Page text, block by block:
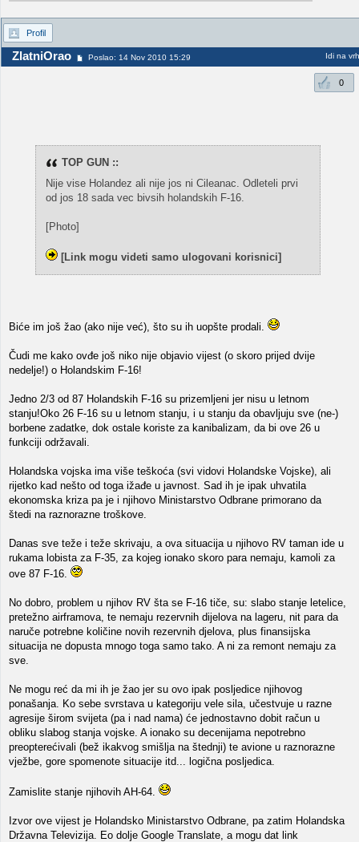
Profil
ZlatniOrao Poslao: 14 Nov 2010 15:29 Idi na vrh
0
TOP GUN ::
Nije vise Holandez ali nije jos ni Cileanac. Odleteli prvi
od jos 18 sada vec bivsih holandskih F-16.
[Photo]
[Link mogu videti samo ulogovani korisnici]
Biće im još žao (ako nije već), što su ih uopšte prodali.
Čudi me kako ovđe još niko nije objavio vijest (o skoro prijed dvije
nedelje!) o Holandskim F-16!
Jedno 2/3 od 87 Holandskih F-16 su prizemljeni jer nisu u letnom
stanju!Oko 26 F-16 su u letnom stanju, i u stanju da obavljuju sve (ne-)
borbene zadatke, dok ostale koriste za kanibalizam, da bi ove 26 u
funkciji održavali.
Holandska vojska ima više teškoća (svi vidovi Holandske Vojske), ali
rijetko kad nešto od toga ižađe u javnost. Sad ih je ipak uhvatila
ekonomska kriza pa je i njihovo Ministarstvo Odbrane primorano da
štedi na raznorazne troškove.
Danas sve teže i teže skrivaju, a ova situacija u njihovo RV taman ide u
rukama lobista za F-35, za kojeg ionako skoro para nemaju, kamoli za
ove 87 F-16.
No dobro, problem u njihov RV šta se F-16 tiče, su: slabo stanje letelice,
pretežno airframova, te nemaju rezervnih dijelova na lageru, nit para da
naruče potrebne količine novih rezervnih djelova, plus finansijska
situacija ne dopusta mnogo toga samo tako. A ni za remont nemaju za
sve.
Ne mogu reć da mi ih je žao jer su ovo ipak posljedice njihovog
ponašanja. Ko sebe svrstava u kategoriju vele sila, učestvuje u razne
agresije širom svijeta (pa i nad nama) će jednostavno dobit račun u
obliku slabog stanja vojske. A ionako su decenijama nepotrebno
preopterećivali (bež ikakvog smišlja na štednji) te avione u raznorazne
vježbe, gore spomenote situacije itd... logična posljedica.
Zamislite stanje njihovih AH-64.
Izvor ove vijest je Holandsko Ministarstvo Odbrane, pa zatim Holandska
Državna Televizija. Eo dolje Google Translate, a mogu dat link